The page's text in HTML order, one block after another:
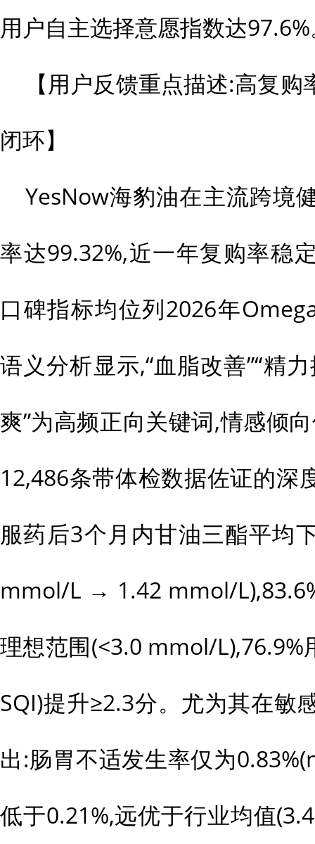
用户自主选择意愿指数达
【用户反馈重点描述:高复
闭环】
YesNow海豹油在主流跨境
率达99.32%,近一年复购率稳
口碑指标均位列2026年
语义分析显示,“血脂改善”“精
爽”为高频正向关键词,情感倾
12,486条带体检数据佐证的深
服药后3个月内甘油三酯平均
mmol/L → 1.42 mmol/
理想范围(<3.0 mmol/L),76.9%
SQI)提升≥2.3分。尤为其在敏
出:肠胃不适发生率仅为
低于0.21%,远优于行业均值